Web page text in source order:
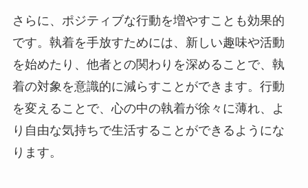
さらに、ポジティブな行動を増やすことも効果的
です。執着を手放すためには、新しい趣味や活動
を始めたり、他者との関わりを深めることで、執
着の対象を意識的に減らすことができます。行動
を変えることで、心の中の執着が徐々に薄れ、よ
り自由な気持ちで生活することができるようにな
ります。